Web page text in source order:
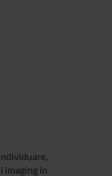
imaging in